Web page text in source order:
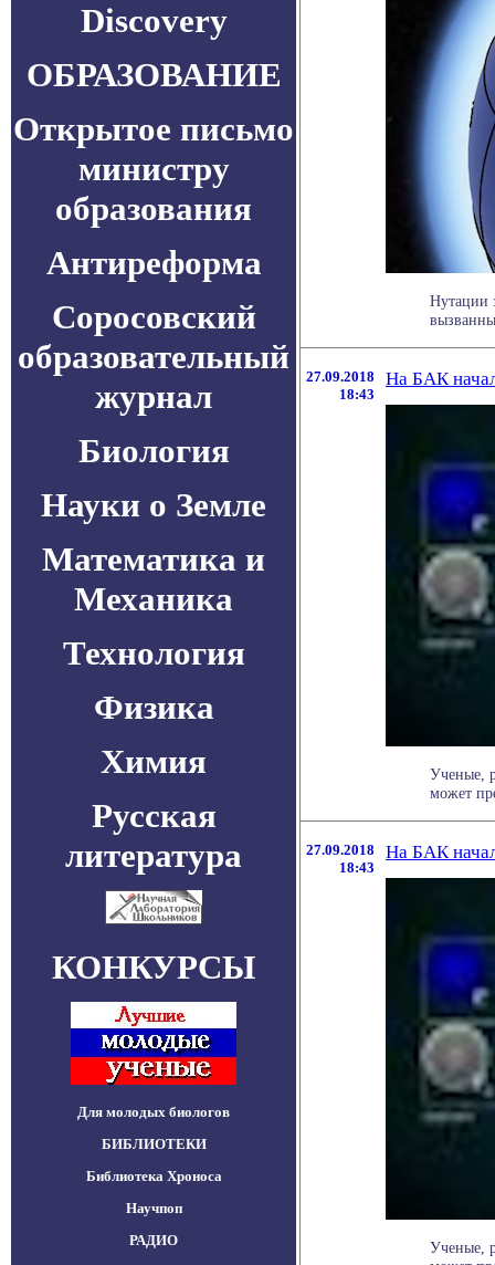
Discovery
ОБРАЗОВАНИЕ
Открытое письмо
министру
образования
Антиреформа
Соросовский
образовательный
журнал
Биология
Науки о Земле
Математика и
Механика
Технология
Физика
Химия
Русская
литература
КОНКУРСЫ
Для молодых биологов
БИБЛИОТЕКИ
Библиотека Хроноса
Научпоп
РАДИО
Нутации
27.09.2018
18:43
На БАК
Ученые,
может
27.09.2018
18:43
На БАК
Ученые,